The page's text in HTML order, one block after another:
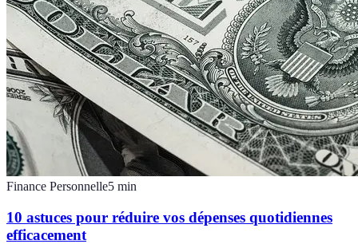
Finance Personnelle5 min
10 astuces pour réduire vos dépenses quotidiennes
efficacement